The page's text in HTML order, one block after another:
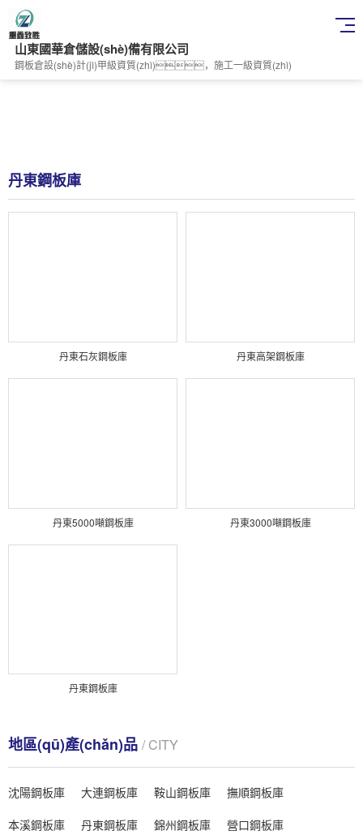
山東國華倉儲設(shè)備有限公司
鋼板倉設(shè)計(jì)甲級資質(zhì)，施工一級資質(zhì)
丹東鋼板庫
丹東石灰鋼板庫 丹東高架鋼板庫
丹東5000噸鋼板庫 丹東3000噸鋼板庫
丹東鋼板庫
地區(qū)產(chǎn)品 / CITY
沈陽鋼板庫 大連鋼板庫 鞍山鋼板庫
撫順鋼板庫
本溪鋼板庫
丹東鋼板庫 錦州鋼板庫
營口鋼板庫